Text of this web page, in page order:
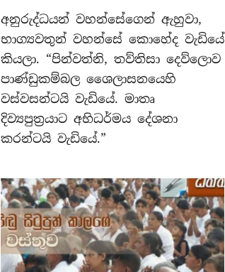
03.
දෙව්ලොවින්
වැඩමවීම
පිළිබඳ
වස්තුව
අනුරුද්ධයන් වහන්සේගෙන් ඇහුවා,
භාග්‍යවතුන් වහන්සේ කොහේද වැඩියේ
කියලා. “පින්වත්නි, තව්තිසා දෙව්ලොව
පාණ්ඩුකම්බල ශෛලාසනයෙහි
වස්වසන්ටයි වැඩියේ. මාතෘ
දිව්‍යපුත්‍රයාට අභිධර්මය දේශනා
කරන්ටයි වැඩියේ.”